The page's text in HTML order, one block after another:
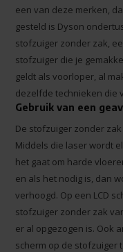
een van deze merken,
gesteld is Dyson
stofzuiger zonder zak,
stofzuiger die je
geldt als voorloper, al
dezelfde technieken die
Gebruik van een
De stofzuiger zonder
Middels die laser wordt
het gaat om harde
en als het nodig is, dan
verhoogd. Op een LCD
stofzuiger zonder zak
er al opgezogen is. Ook
scherm op de stofzuiger